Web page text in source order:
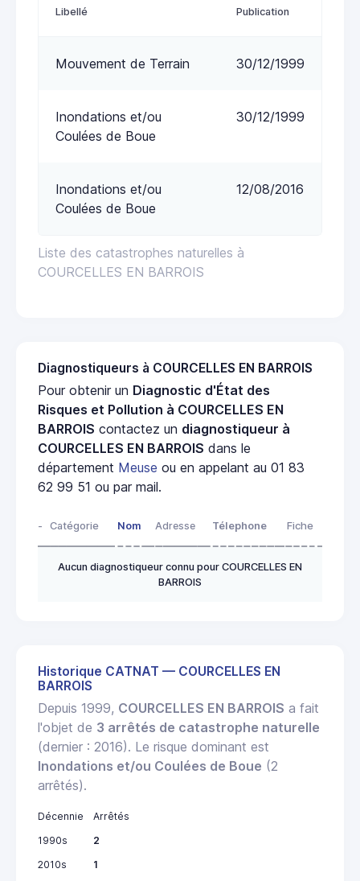
Liste des catastrophes naturelles à
COURCELLES EN BARROIS
Libellé Publication
Mouvement de Terrain 30/12/1999
Inondations et/ou
Coulées de Boue
30/12/1999
Inondations et/ou
Coulées de Boue
12/08/2016
Diagnostiqueurs à COURCELLES EN BARROIS
Pour obtenir un Diagnostic d'État des
Risques et Pollution à COURCELLES EN
BARROIS contactez un diagnostiqueur à
COURCELLES EN BARROIS dans le
département Meuse ou en appelant au 01 83
62 99 51 ou par mail.
- Catégorie Nom Adresse Télephone Fiche
Aucun diagnostiqueur connu pour COURCELLES EN
BARROIS
Historique CATNAT — COURCELLES EN
BARROIS
Depuis 1999, COURCELLES EN BARROIS a fait
l'objet de 3 arrêtés de catastrophe naturelle
(dernier : 2016). Le risque dominant est
Inondations et/ou Coulées de Boue (2
arrêtés).
Décennie
Arrêtés
1990s
2
2010s
1